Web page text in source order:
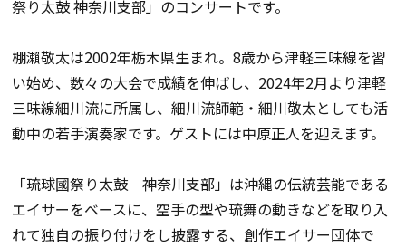
祭り太鼓 神奈川支部」のコンサートです。
棚瀨敬太は2002年栃木県生まれ。8歳から津軽三味線を習
い始め、数々の大会で成績を伸ばし、2024年2月より津軽
三味線細川流に所属し、細川流師範・細川敬太としても活
動中の若手演奏家です。ゲストには中原正人を迎えます。
「琉球國祭り太鼓 神奈川支部」は沖縄の伝統芸能である
エイサーをベースに、空手の型や琉舞の動きなどを取り入
れて独自の振り付けをし披露する、創作エイサー団体で